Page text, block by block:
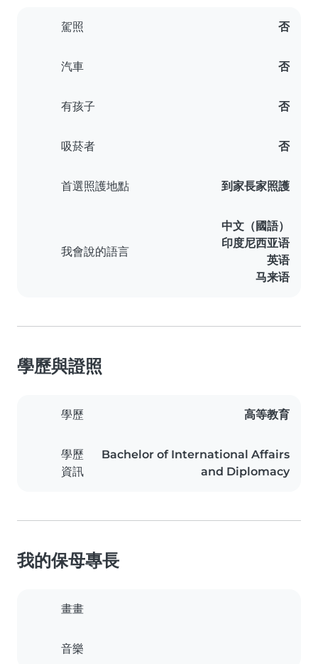
駕照 否
汽車 否
有孩子 否
吸菸者 否
首選照護地點 到家長家照護
我會說的語言
中文（國語）
印度尼西亚语
英语
马来语
學歷與證照
學歷 高等教育
學歷
資訊
Bachelor of International Affairs
and Diplomacy
我的保母專長
畫畫
音樂